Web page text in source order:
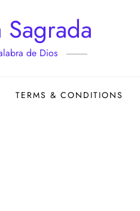
de Dios
TERMS & CONDITIONS